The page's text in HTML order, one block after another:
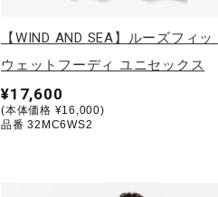
【WIND AND SEA】ルーズフィッ
ウェットフーディ ユニセックス
¥17,600
(本体価格 ¥16,000)
品番 32MC6WS2